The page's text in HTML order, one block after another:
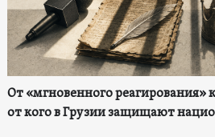
От «мгновенного реагирования»
от кого в Грузии защищают